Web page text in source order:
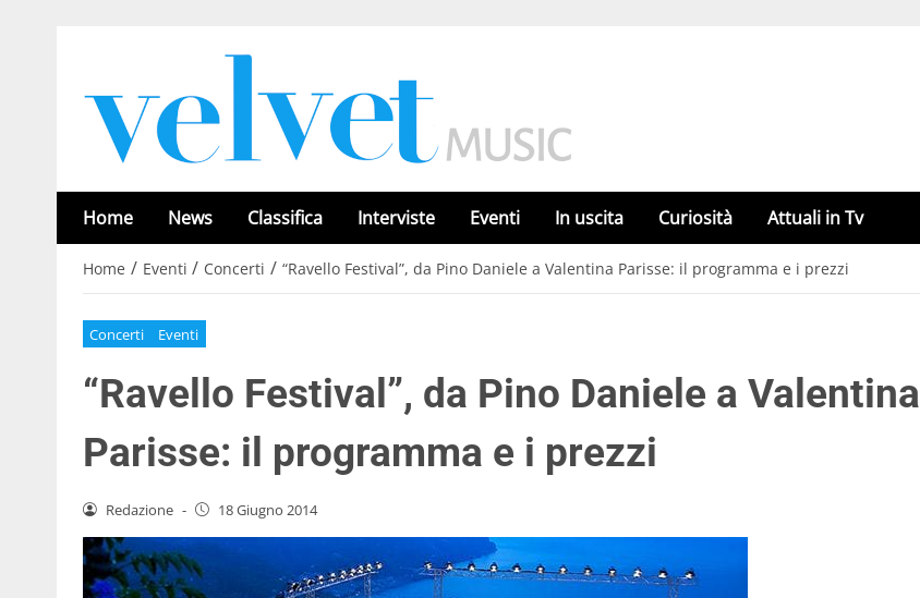
Home News Classifica Interviste Eventi In uscita Curiosità Attuali in Tv
Home / Eventi / Concerti / “Ravello Festival”, da Pino Daniele a Valentina Parisse: il programma e i prezzi
Concerti Eventi
“Ravello Festival”, da Pino Daniele a Valentina
Parisse: il programma e i prezzi
Redazione - 18 Giugno 2014